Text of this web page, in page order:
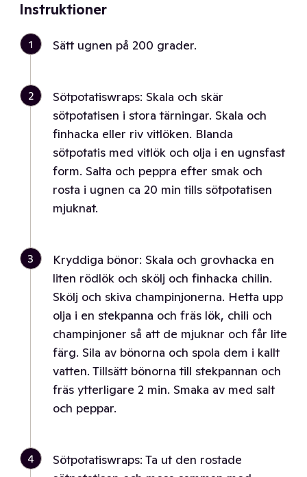
Instruktioner
1 Sätt ugnen på 200 grader.
2
Sötpotatiswraps: Skala och skär
sötpotatisen i stora tärningar. Skala och
finhacka eller riv vitlöken. Blanda
sötpotatis med vitlök och olja i en ugnsfast
form. Salta och peppra efter smak och
rosta i ugnen ca 20 min tills sötpotatisen
mjuknat.
3
Kryddiga bönor: Skala och grovhacka en
liten rödlök och skölj och finhacka chilin.
Skölj och skiva champinjonerna. Hetta upp
olja i en stekpanna och fräs lök, chili och
champinjoner så att de mjuknar och får lite
färg. Sila av bönorna och spola dem i kallt
vatten. Tillsätt bönorna till stekpannan och
fräs ytterligare 2 min. Smaka av med salt
och peppar.
4
Sötpotatiswraps: Ta ut den rostade